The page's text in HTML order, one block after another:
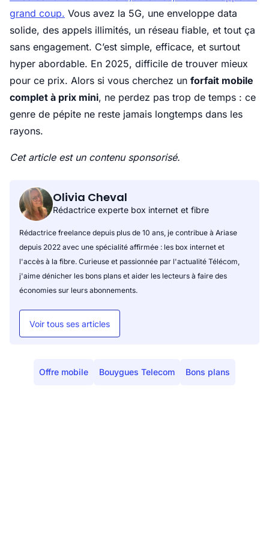
grand coup. Vous avez la 5G, une enveloppe data
solide, des appels illimités, un réseau fiable, et tout ça
sans engagement. C’est simple, efficace, et surtout
hyper abordable. En 2025, difficile de trouver mieux
pour ce prix. Alors si vous cherchez un forfait mobile
complet à prix mini, ne perdez pas trop de temps : ce
genre de pépite ne reste jamais longtemps dans les
rayons.
Cet article est un contenu sponsorisé.
Olivia Cheval
Rédactrice experte box internet et fibre
Rédactrice freelance depuis plus de 10 ans, je contribue à Ariase
depuis 2022 avec une spécialité affirmée : les box internet et
l'accès à la fibre. Curieuse et passionnée par l'actualité Télécom,
j'aime dénicher les bons plans et aider les lecteurs à faire des
économies sur leurs abonnements.
Voir tous ses articles
Offre mobile Bouygues Telecom Bons plans